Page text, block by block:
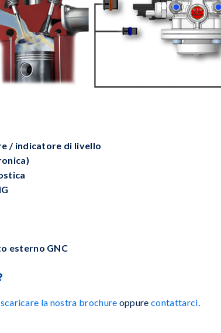
/ indicatore di livello
esterno GNC
scaricare la nostra brochure oppurecontattarci